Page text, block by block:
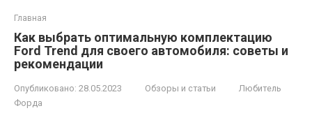
Главная
Как выбрать оптимальную комплектацию
Ford Trend для своего автомобиля: советы и
рекомендации
Опубликовано: 28.05.2023 Обзоры и статьи
Любитель
Форда